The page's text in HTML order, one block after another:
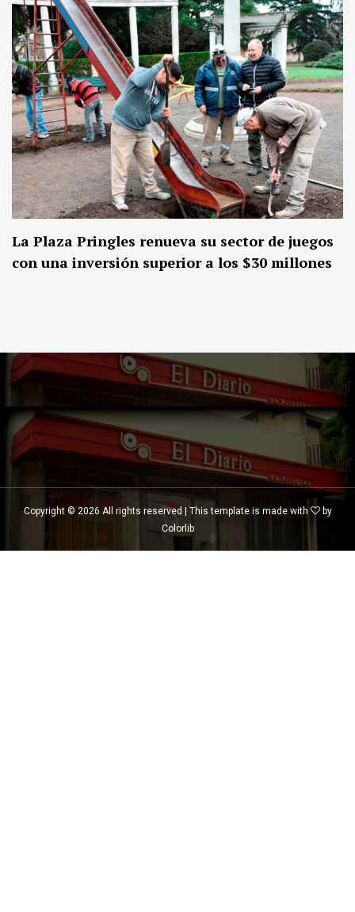
La Plaza Pringles renueva su sector de juegos
con una inversión superior a los $30 millones
Copyright © 2026 All rights reserved | This template is made with
by
Colorlib